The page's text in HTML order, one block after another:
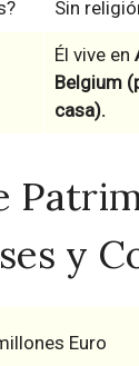
Sin
Él vive en
Belgium
casa).
y
Euro